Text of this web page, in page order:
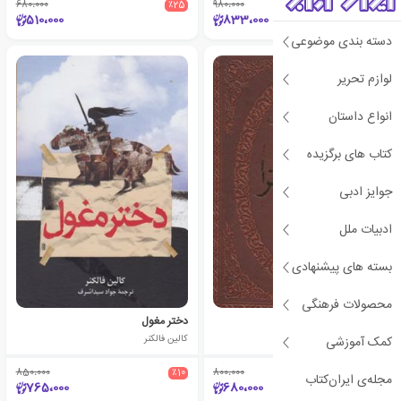
دسته بندی موضوعی
لوازم تحریر
انواع داستان
کتاب های برگزیده
جوایز ادبی
ادبیات ملل
بسته های پیشنهادی
محصولات فرهنگی
کمک آموزشی
مجله‌ی ایران‌کتاب
٪15 980،000
833،000
٪25 680،000
510،000
کالین فالکنر
٪15 800،000
680،000
دختر مغول
کالین فالکنر
٪10 850،000
765،000